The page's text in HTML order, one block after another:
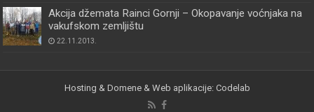
Akcija džemata Rainci Gornji – Okopavanje voćnjaka na
vakufskom zemljištu
22.11.2013.
Hosting & Domene & Web aplikacije: Codelab